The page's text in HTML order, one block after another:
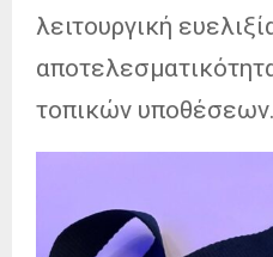
λειτουργική
τοπικών υποθέσεων.